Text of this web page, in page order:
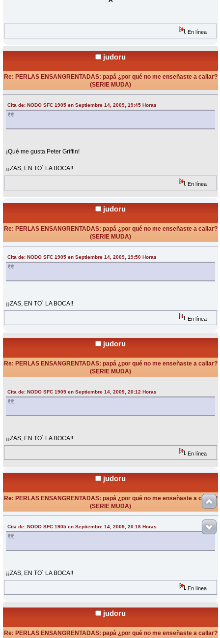
En línea
judoru
Re: PERLAS ENSANGRENTADAS: papá ¿por qué no me enseñaste a callar?
(SERIE MUDA)
Cita de: NODO SFC 1905 en Septiembre 14, 2009, 19:45 Horas
¡Qué me gusta Peter Griffin!
¡¡ZAS, EN TO´ LA BOCA!!
En línea
judoru
Re: PERLAS ENSANGRENTADAS: papá ¿por qué no me enseñaste a callar?
(SERIE MUDA)
Cita de: NODO SFC 1905 en Septiembre 14, 2009, 19:50 Horas
¡¡ZAS, EN TO´ LA BOCA!!
En línea
judoru
Re: PERLAS ENSANGRENTADAS: papá ¿por qué no me enseñaste a callar?
(SERIE MUDA)
Cita de: NODO SFC 1905 en Septiembre 14, 2009, 20:12 Horas
¡¡ZAS, EN TO´ LA BOCA!!
En línea
judoru
Re: PERLAS ENSANGRENTADAS: papá ¿por qué no me enseñaste a callar?
(SERIE MUDA)
Cita de: NODO SFC 1905 en Septiembre 14, 2009, 20:16 Horas
¡¡ZAS, EN TO´ LA BOCA!!
En línea
judoru
Re: PERLAS ENSANGRENTADAS: papá ¿por qué no me enseñaste a callar?